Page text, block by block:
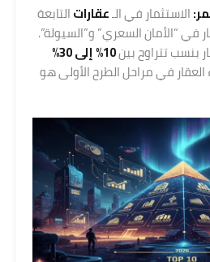
الاستثمار في الـعقاراتالتابعة
في “الأمان السعري” و”السيولة”.
بنسب تتراوح بين10% إلى 30%
يظل شراء العقار في مراحل الطرح الأولى هو